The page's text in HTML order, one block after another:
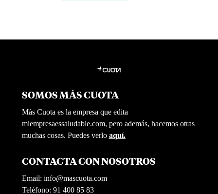
SOMOS MÁS CUOTA
Más Cuota es la empresa que edita
miempresaessaludable.com, pero además, hacemos otras
muchas cosas. Puedes verlo aquí.
CONTACTA CON NOSOTROS
Email: info@mascuota.com
Teléfono: 91 400 85 83